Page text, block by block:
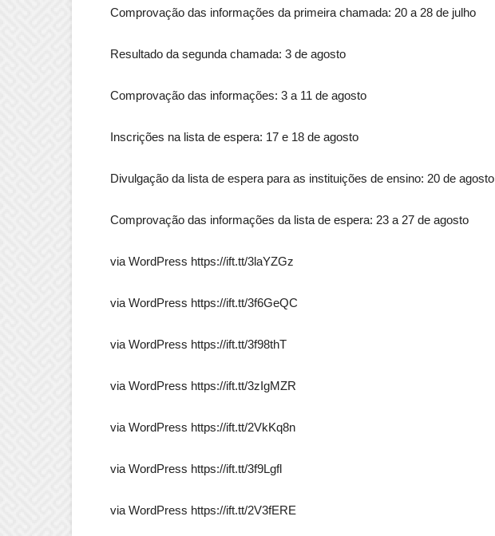
Comprovação das informações da primeira chamada: 20 a 28 de julho
Resultado da segunda chamada: 3 de agosto
Comprovação das informações: 3 a 11 de agosto
Inscrições na lista de espera: 17 e 18 de agosto
Divulgação da lista de espera para as instituições de ensino: 20 de agosto
Comprovação das informações da lista de espera: 23 a 27 de agosto
via WordPress https://ift.tt/3laYZGz
via WordPress https://ift.tt/3f6GeQC
via WordPress https://ift.tt/3f98thT
via WordPress https://ift.tt/3zIgMZR
via WordPress https://ift.tt/2VkKq8n
via WordPress https://ift.tt/3f9Lgfl
via WordPress https://ift.tt/2V3fERE